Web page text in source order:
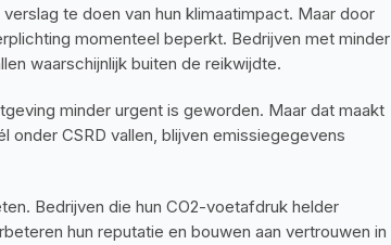
te doen van hun klimaatimpact. Maar door
momenteel beperkt. Bedrijven met minder
waarschijnlijk buiten de reikwijdte.
minder urgent is geworden. Maar dat maakt
onder CSRD vallen, blijven emissiegegevens
Bedrijven die hun CO2-voetafdruk helder
hun reputatie en bouwen aan vertrouwen in